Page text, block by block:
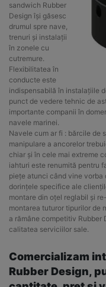
sandwich Rubber
Design își găsesc
drumul spre nave,
trenuri și instalații
în zonele cu
cutremure.
Flexibilitatea în
conducte este
indispensabilă în instalațiile
punct de vedere tehnic de
importante companii în
navele marinei.
Navele cum ar fi : bărcile de
manipulare a ancorelor
chiar și în cele mai extreme
iahturi este renumită pentru
piețe atunci când vine vorba
dorințele specifice ale
montare din oțel reglabil și
montarea tuturor tipurilor de
a rămâne competitiv Rubber
calitatea serviciilor sale.
Comercializam
Rubber Design,